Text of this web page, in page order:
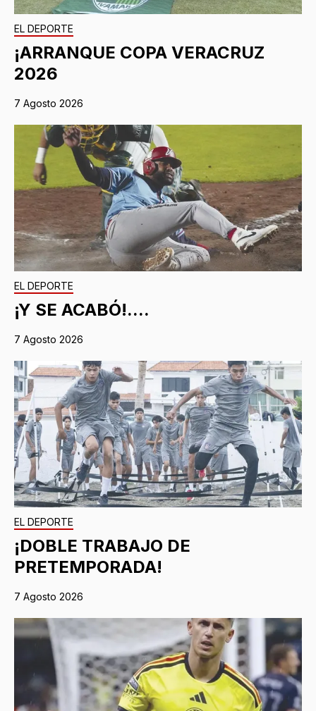
EL DEPORTE
¡ARRANQUE COPA VERACRUZ
2026
7 Agosto 2026
EL DEPORTE
¡Y SE ACABÓ!....
7 Agosto 2026
EL DEPORTE
¡DOBLE TRABAJO DE
PRETEMPORADA!
7 Agosto 2026